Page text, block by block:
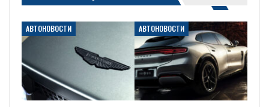
АВТОНОВОСТИ АВТОНОВОСТИ